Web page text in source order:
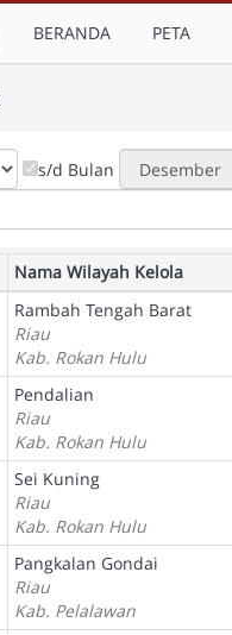
BERANDA PETA
s/d Bulan
Nama Wilayah Kelola
Rambah Tengah Barat
Riau
Kab. Rokan Hulu
Pendalian
Riau
Kab. Rokan Hulu
Sei Kuning
Riau
Kab. Rokan Hulu
Pangkalan Gondai
Riau
Kab. Pelalawan